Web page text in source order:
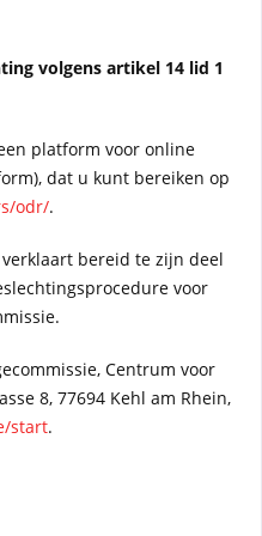
volgens artikel 14 lid 1
platform voor online
dat u kunt bereiken op
odr/.
verklaart bereid te zijn deel
voor
Centrum voor
8, 77694 Kehl am Rhein,
start.